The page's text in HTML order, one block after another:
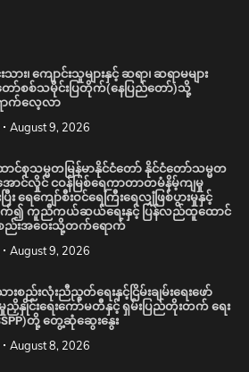
သား၊ ကျောင်းသူများနှင့် ဆရာ၊ ဆရာမများ
ာ်စစ်သမိုင်းပြတိုက်(နေပြည်တော်)သို့
ာက်လေ့လာ
August 9, 2026
ာင်စုသမ္မတမြန်မာနိုင်ငံတော် နိုင်ငံတော်သမ္မတ
အောင်လှိုင် ငဝန်မြစ်ရေကာတာတမံနိမ့်ကျမှု
ပြီး ရေကျော်စီးဝင်ရေကြီးရေလျှံဖြစ်ပွားမှုနှင့်
၍ ကူညီကယ်ဆယ်ရေးနှင့် ပြန်လည်ထူထောင်
ည်းအဝေးသို့တက်ရောက်
August 9, 2026
းစည်းလုံးညီညွတ်ရေးနှင့်ငြိမ်းချမ်းရေးဖော်
ညှိနှိုင်းရေးကော်မတီနှင့် ရှမ်းပြည်တိုးတက် ရေး
တို့ တွေ့ဆုံဆွေးနွေး
August 8, 2026